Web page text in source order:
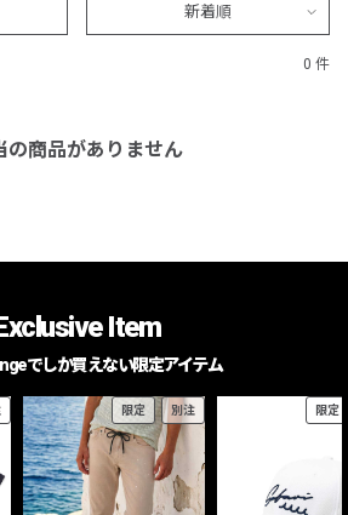
新着順
0 件
の商品がありません
Item
でしか買えない限定アイテム
限定 別注 限定